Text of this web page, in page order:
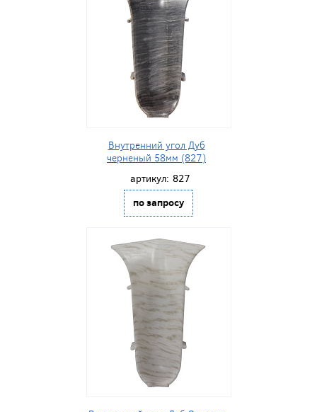
Внутренний угол Дуб
черненый 58мм (827)
артикул: 827
по запросу